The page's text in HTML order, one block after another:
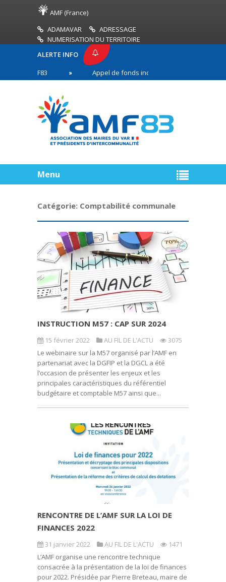
AMF (France)
ADAMAVAR
ADRESSAGE
NUMERISATION DU TERRITOIRE
ALERTE INFO
Appel de fonds incendies de forêt
première ligne
Menu
Catégorie: Comptabilité communale
INSTRUCTION M57 : CAP SUR 2024
15 février 2022 AU FIL DE L'ACTU
3075
Le webinaire sur la M57 organisé par l’AMF en
partenariat avec la DGFIP et la DGCL a été
l’occasion de présenter les enjeux et les
principales caractéristiques du référentiel
budgétaire et comptable M57 ainsi que...
RENCONTRE DE L’AMF SUR LA LOI DE
FINANCES 2022
31 janvier 2022 AU FIL DE L'ACTU
1471
L’AMF organise une rencontre technique
consacrée à la présentation de la loi de finances
pour 2022. Présidée par Pierre Breteau, maire de